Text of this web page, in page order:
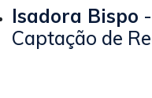
Isadora Bispo
Captação de